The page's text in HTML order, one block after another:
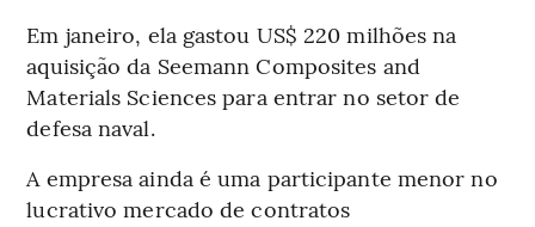
Em janeiro, ela gastou US$ 220 milhões na
aquisição da Seemann Composites and
Materials Sciences para entrar no setor de
defesa naval.
A empresa ainda é uma participante menor no
lucrativo mercado de contratos